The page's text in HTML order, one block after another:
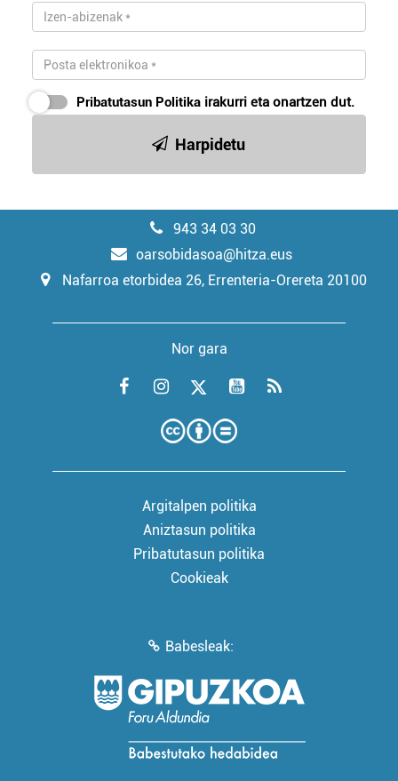
Pribatutasun Politika irakurri eta onartzen dut.
Harpidetu
943 34 03 30
oarsobidasoa@hitza.eus
Nafarroa etorbidea 26, Errenteria-Orereta 20100
Nor gara
Argitalpen politika
Aniztasun politika
Pribatutasun politika
Cookieak
Babesleak: